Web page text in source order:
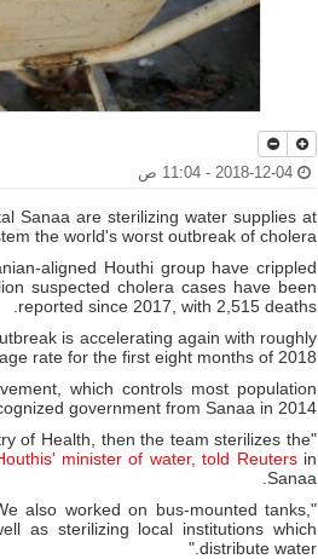
Sanaa are sterilizing water supplies at
the world's worst outbreak of cholera.
aligned Houthi group have crippled
suspected cholera cases have been
reported since 2017, with 2,515 deaths.
is accelerating again with roughly
rate for the first eight months of 2018.
which controls most population
government from Sanaa in 2014.
of Health, then the team sterilizes the
minister of water, told Reutersin
Sanaa.
also worked on bus-mounted tanks,
as sterilizing local institutions which
distribute water."